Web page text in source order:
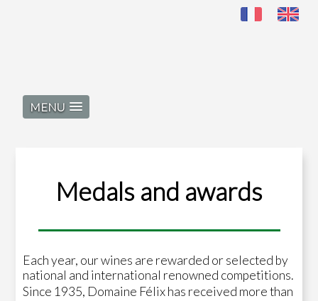
MENU
Medals and awards
Each year, our wines are rewarded or selected by
national and international renowned competitions.
Since 1935, Domaine Félix has received more than